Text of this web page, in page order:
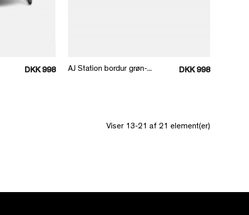
DKK 998 AJ Station bordur grøn-... DKK 998
Viser 13-21 af 21 element(er)